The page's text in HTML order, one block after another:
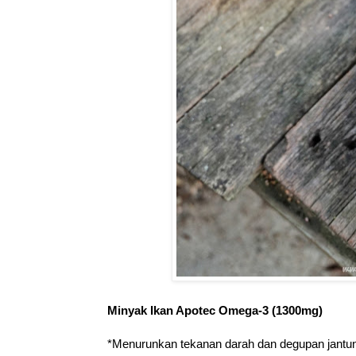
Minyak Ikan Apotec Omega-3 (1300mg)
*Menurunkan tekanan darah dan degupan